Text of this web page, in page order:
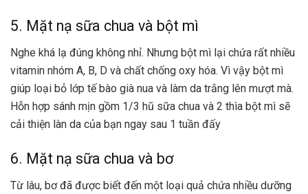
5. Mặt nạ sữa chua và bột mì
Nghe khá lạ đúng không nhỉ. Nhưng bột mì lại chứa rất nhiều
vitamin nhóm A, B, D và chất chống oxy hóa. Vì vậy bột mì
giúp loại bỏ lớp tế bào già nua và làm da trắng lên mượt mà.
Hỗn hợp sánh mịn gồm 1/3 hũ sữa chua và 2 thìa bột mì sẽ
cải thiện làn da của bạn ngay sau 1 tuần đấy
6. Mặt nạ sữa chua và bơ
Từ lâu, bơ đã được biết đến một loại quả chứa nhiều dưỡng